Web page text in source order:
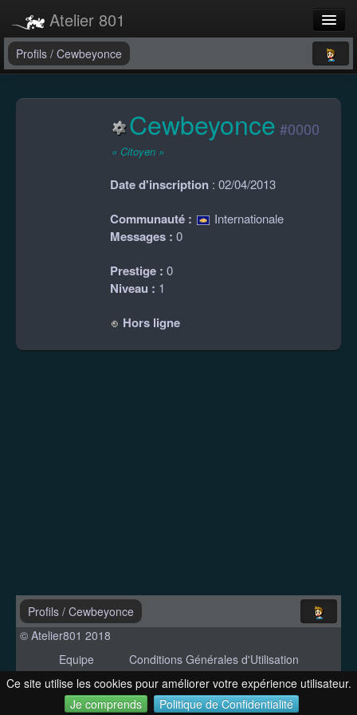
Ce site utilise les cookies pour améliorer votre expérience utilisateur.
Je comprends
Politique de Confidentialité
Atelier 801
Forums
Profils / Cewbeyonce
Cewbeyonce #0000
« Citoyen »
Date d'inscription : 02/04/2013
Communauté : Internationale
Messages : 0
Prestige : 0
Niveau : 1
Hors ligne
Profils / Cewbeyonce
© Atelier801 2018
Equipe
Conditions Générales d'Utilisation
Politique de Confidentialité
Contact
Version 1.27